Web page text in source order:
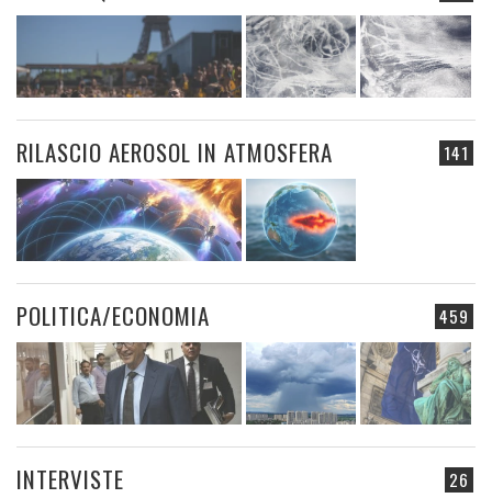
141
RILASCIO AEROSOL IN ATMOSFERA
459
POLITICA/ECONOMIA
26
INTERVISTE